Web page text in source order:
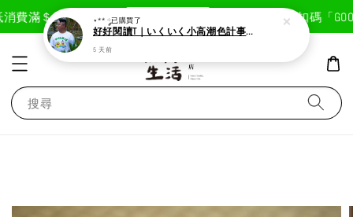
費滿＄1800免運費 現在去購物！ 首次註冊輸入折扣碼「
搜尋
⋆** ༘已購買了
好好閱讀T｜いくいく小高潮色計事務所X好好生活書店聯名款
5 天前